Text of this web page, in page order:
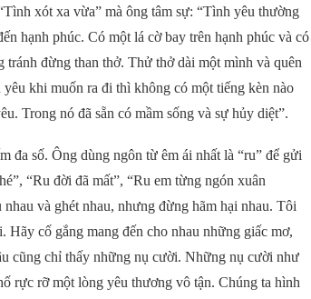
xót xa vừa” mà ông tâm sự: “Tình yêu thường
hạnh phúc. Có một lá cờ bay trên hạnh phúc và có
đừng than thở. Thử thở dài một mình và quên
khi muốn ra đi thì không có một tiếng kèn nào
Trong nó đã sẵn có mầm sống và sự hủy diệt”.
đa số. Ông dùng ngôn từ êm ái nhất là “ru” để gửi
“Ru đời đã mất”, “Ru em từng ngón xuân
và ghét nhau, nhưng đừng hãm hại nhau. Tôi
Hãy cố gắng mang đến cho nhau những giấc mơ,
cũng chỉ thấy những nụ cười. Những nụ cười như
rực rỡ một lòng yêu thương vô tận. Chúng ta hình